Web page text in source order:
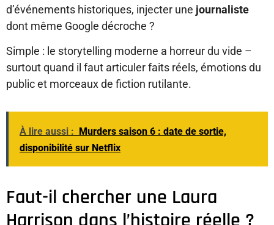
d’événements historiques, injecter une journaliste
dont même Google décroche ?
Simple : le storytelling moderne a horreur du vide –
surtout quand il faut articuler faits réels, émotions du
public et morceaux de fiction rutilante.
À lire aussi : Murders saison 6 : date de sortie,
disponibilité sur Netflix
Faut-il chercher une Laura